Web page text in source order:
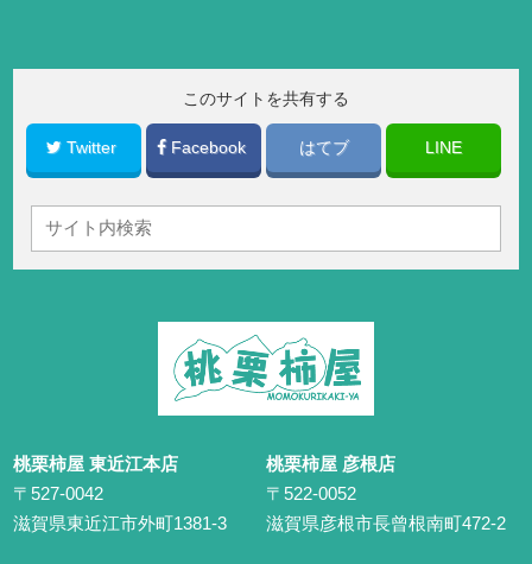
このサイトを共有する
Twitter Facebook はてブ LINE
桃栗柿屋 東近江本店
〒527-0042
滋賀県東近江市外町1381-3
桃栗柿屋 彦根店
〒522-0052
滋賀県彦根市長曾根南町472-2